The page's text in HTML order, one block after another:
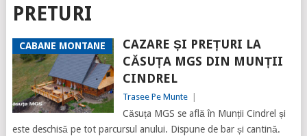
PRETURI
CABANE MONTANE
CAZARE ȘI PREȚURI LA
CĂSUȚA MGS DIN MUNȚII
CINDREL
Trasee Pe Munte
Căsuța MGS se află în Munții Cindrel și
este deschisă pe tot parcursul anului. Dispune de bar și cantină.